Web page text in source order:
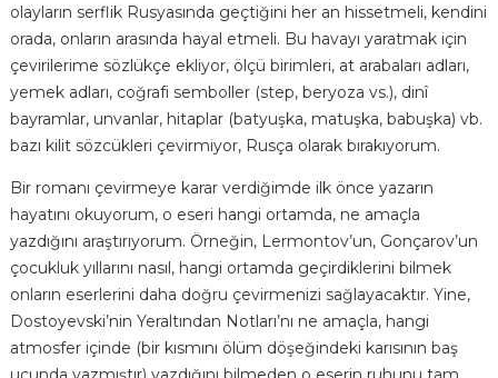
olayların serflik Rusyasında geçtiğini her an hissetmeli, kendini
orada, onların arasında hayal etmeli. Bu havayı yaratmak için
çevirilerime sözlükçe ekliyor, ölçü birimleri, at arabaları adları,
yemek adları, coğrafi semboller (step, beryoza vs.), dinî
bayramlar, unvanlar, hitaplar (batyuşka, matuşka, babuşka) vb.
bazı kilit sözcükleri çevirmiyor, Rusça olarak bırakıyorum.
Bir romanı çevirmeye karar verdiğimde ilk önce yazarın
hayatını okuyorum, o eseri hangi ortamda, ne amaçla
yazdığını araştırıyorum. Örneğin, Lermontov’un, Gonçarov’un
çocukluk yıllarını nasıl, hangi ortamda geçirdiklerini bilmek
onların eserlerini daha doğru çevirmenizi sağlayacaktır. Yine,
Dostoyevski’nin Yeraltından Notları’nı ne amaçla, hangi
atmosfer içinde (bir kısmını ölüm döşeğindeki karısının baş